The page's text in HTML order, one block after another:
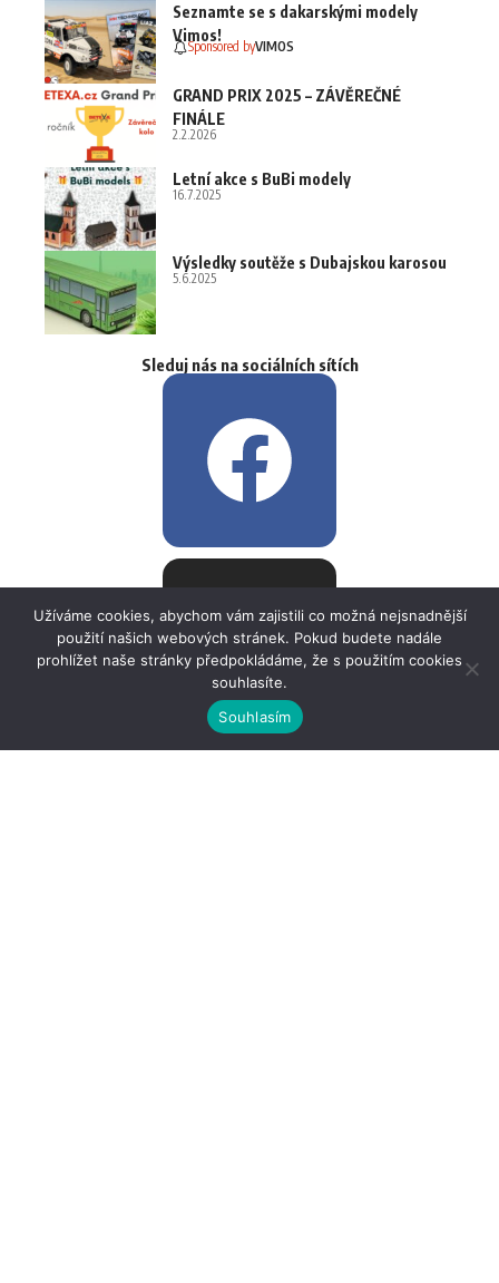
Seznamte se s dakarskými modely
Vimos!
Sponsored byVIMOS
GRAND PRIX 2025 – ZÁVĚREČNÉ
FINÁLE
2.2.2026
Letní akce s BuBi modely
16.7.2025
Výsledky soutěže s Dubajskou karosou
5.6.2025
Sleduj nás na sociálních sítích
Užíváme cookies, abychom vám zajistili co možná nejsnadnější
použití našich webových stránek. Pokud budete nadále
prohlížet naše stránky předpokládáme, že s použitím cookies
souhlasíte.
Souhlasím